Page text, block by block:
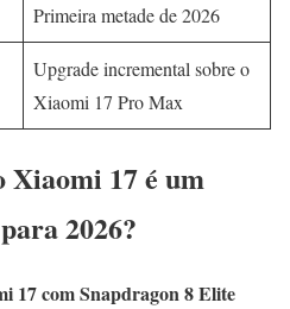
Primeira metade de 2026
Upgrade incremental sobre o
Xiaomi 17 Pro Max
Xiaomi 17 é um
2026?
17 com Snapdragon 8 Elite